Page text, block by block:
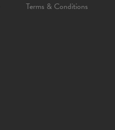
Terms & Conditions